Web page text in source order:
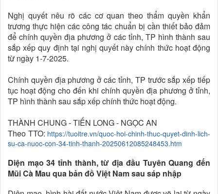
Nghị quyết nêu rõ các cơ quan theo thẩm quyền khẩn
trương thực hiện các công tác chuẩn bị cần thiết bảo đảm
để chính quyền địa phương ở các tỉnh, TP hình thành sau
sắp xếp quy định tại nghị quyết này chính thức hoạt động
từ ngày 1-7-2025.
Chính quyền địa phương ở các tỉnh, TP trước sắp xếp tiếp
tục hoạt động cho đến khi chính quyền địa phương ở tỉnh,
TP hình thành sau sắp xếp chính thức hoạt động.
THÀNH CHUNG - TIẾN LONG - NGỌC AN
Theo TTO: https://tuoitre.vn/quoc-hoi-chinh-thuc-quyet-dinh-lich-
su-ca-nuoc-con-34-tinh-thanh-20250612085248453.htm
Diện mạo 34 tỉnh thành, từ địa đầu Tuyên Quang đến
Mũi Cà Mau qua bản đồ Việt Nam sau sáp nhập